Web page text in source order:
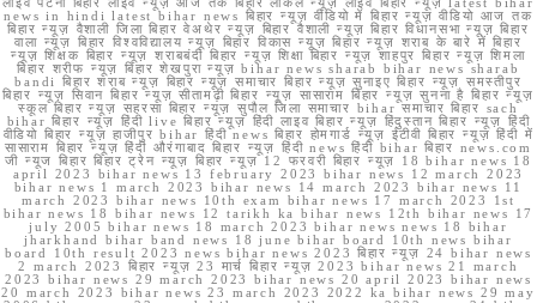
news in hindi latest bihar news बिहार न्यूज़ वीडियो में बिहार न्यूज़ वीडियो आज तक
बिहार न्यूज़ वैशाली जिला बिहार वेअथेर न्यूज़ बिहार वैशाली न्यूज़ बिहार विधानसभा न्यूज़ बिहार
वाला न्यूज़ बिहार विश्वविद्यालय न्यूज़ बिहार विकास न्यूज़ बिहार न्यूज़ शराब के बारे में बिहार
न्यूज़ शिक्षक बिहार न्यूज़ शराबबंदी बिहार न्यूज़ शिक्षा बिहार न्यूज़ शाहपुर बिहार न्यूज़ शिमला
बिहार शरीफ न्यूज़ बिहार शेखपुरा न्यूज़ bihar news sharab bihar news sharab
bandi बिहार शराब न्यूज़ बिहार न्यूज़ समाचार बिहार न्यूज़ सुनाइए बिहार न्यूज़ समस्तीपुर
बिहार न्यूज़ सिवान बिहार न्यूज़ सीतामढ़ी बिहार न्यूज़ सासाराम बिहार न्यूज़ सुनना है बिहार न्यूज़
स्कूल बिहार न्यूज़ सहरसा बिहार न्यूज़ सुपौल जिला समाचार bihar समाचार बिहार sach
bihar बिहार न्यूज़ हिंदी live बिहार न्यूज़ हिंदी लाइव बिहार न्यूज़ हिंदुस्तान बिहार न्यूज़ हिंदी
वीडियो बिहार न्यूज़ हाजीपुर bihar हिंदी news बिहार होमगार्ड न्यूज़ ईटीवी बिहार न्यूज़ हिंदी में
सासाराम बिहार न्यूज़ हिंदी औरंगाबाद बिहार न्यूज़ हिंदी news हिंदी bihar बिहार news.com
जी न्यूज बिहार बिहार ट्रेन न्यूज़ बिहार न्यूज़ 12 फरवरी बिहार न्यूज़ 18 bihar news 18
april 2023 bihar news 13 february 2023 bihar news 12 march 2023
bihar news 1 march 2023 bihar news 14 march 2023 bihar news 11
march 2023 bihar news 10th exam bihar news 17 march 2023 1st
bihar news 18 bihar news 12 tarikh ka bihar news 12th bihar news 17
july 2005 bihar news 18 march 2023 bihar news news 18 bihar
jharkhand bihar band news 18 june bihar board 10th news bihar
board 10th result 2023 news bihar news 2023 बिहार न्यूज़ 24 bihar news
2 march 2023 बिहार न्यूज़ 23 मार्च बिहार न्यूज़ 2023 bihar news 21 march
2023 bihar news 29 march 2023 bihar news 20 april 2023 bihar news
20 march 2023 bihar news 23 march 2023 2022 ka bihar news 29 may